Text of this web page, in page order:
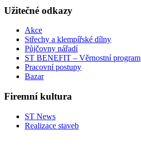
Užitečné odkazy
Akce
Střechy a klempířské dílny
Půjčovny nářadí
ST BENEFIT – Věrnostní program
Pracovní postupy
Bazar
Firemní kultura
ST News
Realizace staveb